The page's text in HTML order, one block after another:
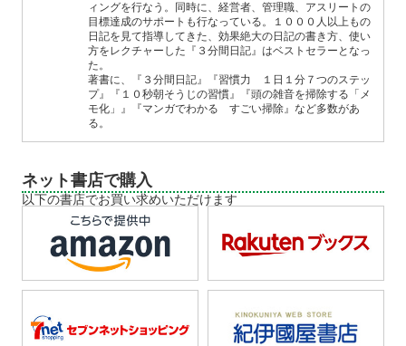
ィングを行なう。同時に、経営者、管理職、アスリートの
目標達成のサポートも行なっている。１０００人以上もの
日記を見て指導してきた、効果絶大の日記の書き方、使い
方をレクチャーした『３分間日記』はベストセラーとなっ
た。
著書に、『３分間日記』『習慣力 １日１分７つのステッ
プ』『１０秒朝そうじの習慣』『頭の雑音を掃除する「メ
モ化」』『マンガでわかる すごい掃除』など多数があ
る。
ネット書店で購入
以下の書店でお買い求めいただけます